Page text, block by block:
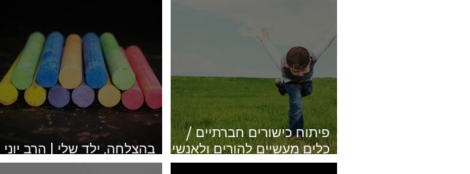
פיתוח כישורים חברתיים /
כלים מעשיים להורים ולאנשי
מקצוע | אתי רוזנצוייג
בהצלחה, ילד שלי | הרב יוני
לביא